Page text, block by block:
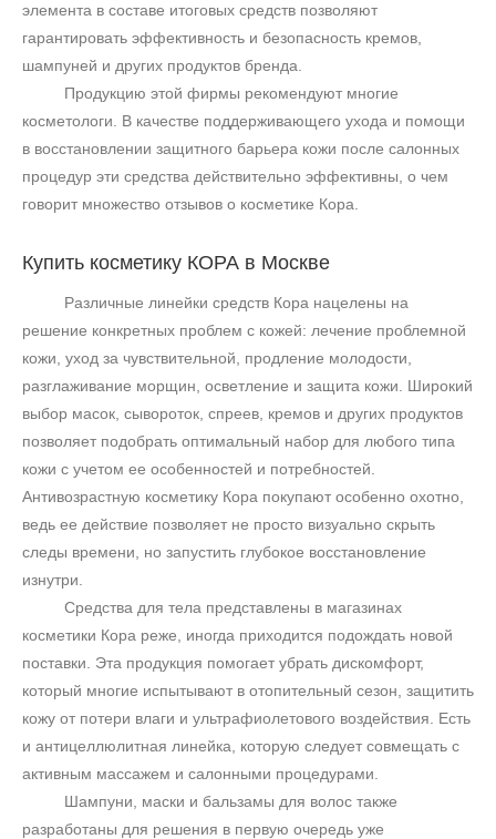
элемента в составе итоговых средств позволяют
гарантировать эффективность и безопасность кремов,
шампуней и других продуктов бренда.
Продукцию этой фирмы рекомендуют многие
косметологи. В качестве поддерживающего ухода и помощи
в восстановлении защитного барьера кожи после салонных
процедур эти средства действительно эффективны, о чем
говорит множество отзывов о косметике Кора.
Купить косметику КОРА в Москве
Различные линейки средств Кора нацелены на
решение конкретных проблем с кожей: лечение проблемной
кожи, уход за чувствительной, продление молодости,
разглаживание морщин, осветление и защита кожи. Широкий
выбор масок, сывороток, спреев, кремов и других продуктов
позволяет подобрать оптимальный набор для любого типа
кожи с учетом ее особенностей и потребностей.
Антивозрастную косметику Кора покупают особенно охотно,
ведь ее действие позволяет не просто визуально скрыть
следы времени, но запустить глубокое восстановление
изнутри.
Средства для тела представлены в магазинах
косметики Кора реже, иногда приходится подождать новой
поставки. Эта продукция помогает убрать дискомфорт,
который многие испытывают в отопительный сезон, защитить
кожу от потери влаги и ультрафиолетового воздействия. Есть
и антицеллюлитная линейка, которую следует совмещать с
активным массажем и салонными процедурами.
Шампуни, маски и бальзамы для волос также
разработаны для решения в первую очередь уже